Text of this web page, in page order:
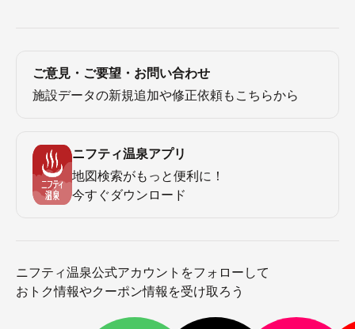
ご意見・ご要望・お問い合わせ
施設データの新規追加や修正依頼もこちらから
ニフティ温泉アプリ
地図検索がもっと便利に！
今すぐダウンロード
ニフティ温泉公式アカウントをフォローして
おトク情報やクーポン情報を受け取ろう